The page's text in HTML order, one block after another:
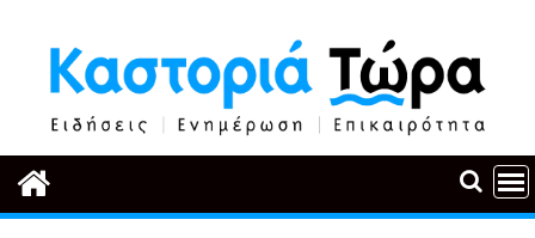
περιεχόμενο